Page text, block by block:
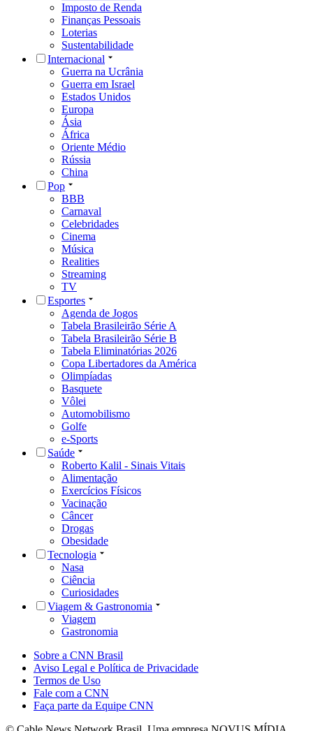
Imposto de Renda
Finanças Pessoais
Loterias
Sustentabilidade
Internacional
Guerra na Ucrânia
Guerra em Israel
Estados Unidos
Europa
Ásia
África
Oriente Médio
Rússia
China
Pop
BBB
Carnaval
Celebridades
Cinema
Música
Realities
Streaming
TV
Esportes
Agenda de Jogos
Tabela Brasileirão Série A
Tabela Brasileirão Série B
Tabela Eliminatórias 2026
Copa Libertadores da América
Olimpíadas
Basquete
Vôlei
Automobilismo
Golfe
e-Sports
Saúde
Roberto Kalil - Sinais Vitais
Alimentação
Exercícios Físicos
Vacinação
Câncer
Drogas
Obesidade
Tecnologia
Nasa
Ciência
Curiosidades
Viagem & Gastronomia
Viagem
Gastronomia
Sobre a CNN Brasil
Aviso Legal e Política de Privacidade
Termos de Uso
Fale com a CNN
Faça parte da Equipe CNN